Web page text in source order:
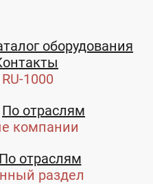
оборудования
1000
По отраслям
компании
По отраслям
раздел